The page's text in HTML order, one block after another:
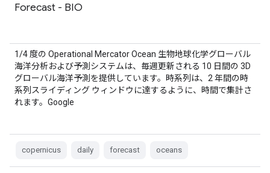
Forecast - BIO
1/4 度の Operational Mercator Ocean 生物地球化学グローバル
海洋分析および予測システムは、毎週更新される 10 日間の 3D
グローバル海洋予測を提供しています。時系列は、2 年間の時
系列スライディング ウィンドウに達するように、時間で集計さ
れます。Google
copernicus daily forecast oceans